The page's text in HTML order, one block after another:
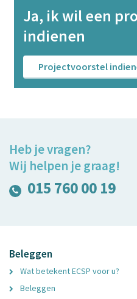
Ja, ik wil een
indienen
Projectvoorstel
Heb je vragen?
Wij helpen je graag!
015 760 00 19
Beleggen
Wat betekent ECSP voor u?
Beleggen